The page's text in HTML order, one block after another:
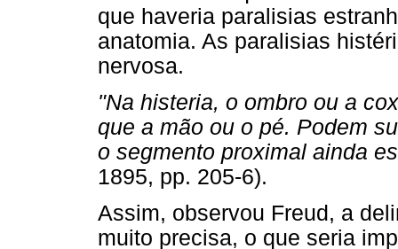
que haveria paralisias
anatomia. As paralisias
nervosa.
"Na histeria, o ombro ou a
que a mão ou o pé. Podem
o segmento proximal ainda
1895, pp. 205-6).
Assim, observou Freud, a
muito precisa, o que seria